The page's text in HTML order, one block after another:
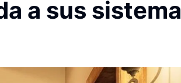
a sus sistema